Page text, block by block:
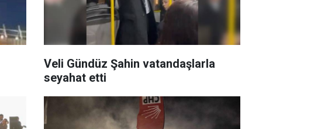
Veli Gündüz Şahin vatandaşlarla
seyahat etti